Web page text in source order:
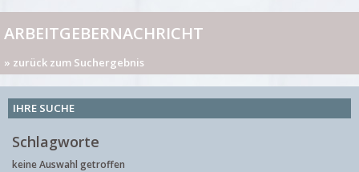
ARBEITGEBERNACHRICHT
» zurück zum Suchergebnis
IHRE SUCHE
Schlagworte
keine Auswahl getroffen